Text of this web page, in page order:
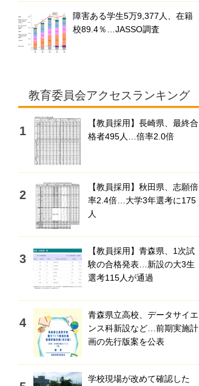
障害ある学生5万9,377人、在籍
校89.4％…JASSO調査
教育委員会アクセスランキング
【教員採用】長崎県、最終合
格者495人…倍率2.0倍
【教員採用】秋田県、志願倍
率2.4倍…大学3年選考に175
人
【教員採用】青森県、1次試
験の合格発表…新設の大3生
選考115人が通過
青森県立高校、データサイエ
ンス科新設など…前期実施計
画の先行版案を公表
学校現場が改めて確認した